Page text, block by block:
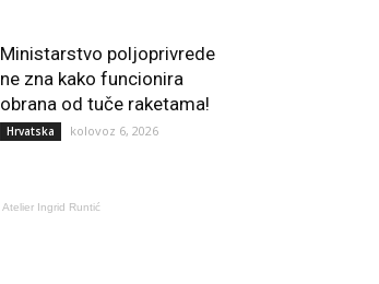
Ministarstvo poljoprivrede
ne zna kako funcionira
obrana od tuče raketama!
Hrvatska kolovoz 6, 2026
Atelier Ingrid Runtić